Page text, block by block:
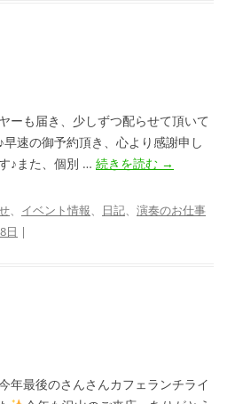
ーも届き、少しずつ配らせて頂いて
早速の御予約頂き、心より感謝申し
♪また、個別 … 続きを読む →
、 イベント情報、 日記、 演奏のお仕事
日 |
年最後のさんさんカフェランチライ